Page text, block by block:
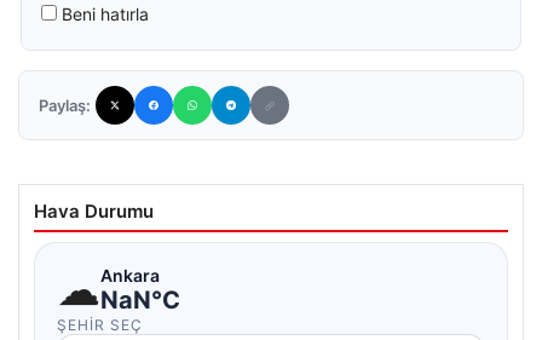
Beni hatırla
Paylaş:
Hava Durumu
☁Ankara
NaN°C
ŞEHIR SEÇ